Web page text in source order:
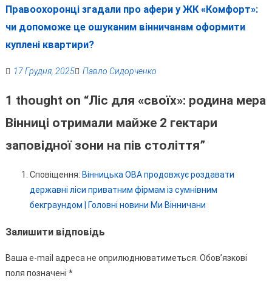
Правоохоронці згадали про афери у ЖК «Комфорт»:
чи допоможе це ошуканим вінничанам оформити
куплені квартири?
17 Грудня, 2025 Павло Сидорченко
1 thought on “Ліс для «своїх»: родина мера
Вінниці отримали майже 2 гектари
заповідної зони на пів століття”
Сповіщення: Вінницька ОВА продовжує роздавати
державні ліси приватним фірмам із сумнівним
бекграундом | Головні новини Ми Вінничани
Залишити відповідь
Ваша e-mail адреса не оприлюднюватиметься. Обов’язкові
поля позначені *